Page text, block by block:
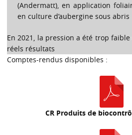
(Andermatt), en application
en culture d’aubergine sous abris
En 2021, la pression a été trop
réels résultats
Comptes-rendus disponibles :
CR Produits de